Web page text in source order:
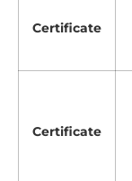
Certificate
Certificate